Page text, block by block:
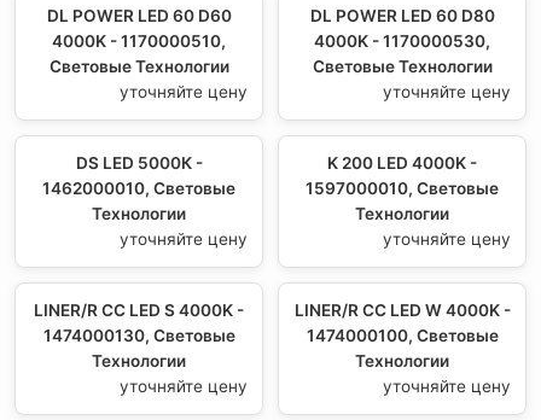
DL POWER LED 60 D60
4000K - 1170000510,
Световые Технологии
уточняйте цену
DL POWER LED 60 D80
4000K - 1170000530,
Световые Технологии
уточняйте цену
DS LED 5000К -
1462000010, Световые
Технологии
уточняйте цену
K 200 LED 4000K -
1597000010, Световые
Технологии
уточняйте цену
LINER/R CC LED S 4000K -
1474000130, Световые
Технологии
уточняйте цену
LINER/R CC LED W 4000K -
1474000100, Световые
Технологии
уточняйте цену